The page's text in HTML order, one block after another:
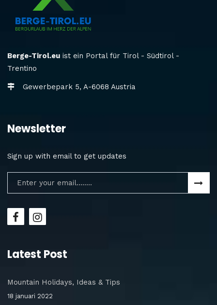
Berge-Tirol.eu ist ein Portal für Tirol - Südtirol -
Trentino
Gewerbepark 5, A-6068 Austria
Newsletter
Sign up with email to get updates
Latest Post
Mountain Holidays, Ideas & Tips
18 januari 2022